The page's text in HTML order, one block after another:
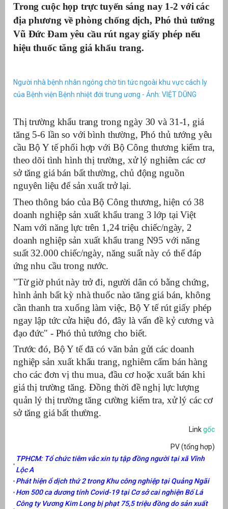
Trong cuộc họp trực tuyến sáng nay 1-2 với các
địa phương về phòng chống dịch, Phó thủ tướng
Vũ Đức Đam yêu cầu rút ngay giấy phép nếu
hiệu thuốc tăng giá khẩu trang.
Người nhà bệnh nhân ngóng chờ tin tức ngoài khu vực cách ly
của Bệnh viện Bệnh nhiệt đới trung ương - Ảnh: VIỆT DŨNG
Thị trường khẩu trang trong ngày 30 và 31-1, giá
tăng 5-6 lần so với bình thường, Phó thủ tướng yêu
cầu Bộ Y tế phối hợp với Bộ Công thương kiểm tra,
theo dõi tình hình thị trường, xử lý nghiêm các cơ
sở tăng giá bán bất thường, chủ động nguồn
nguyên liệu để sản xuất trở lại.
Theo thông báo của Bộ Công thương, hiện có 38
doanh nghiệp sản xuất khẩu trang 3 lớp tại Việt
Nam với năng lực trên 1,24 triệu chiếc/ngày, 2
doanh nghiệp sản xuất khẩu trang N95 với năng
suất 32.000 chiếc/ngày, năng suất này có thể đáp
ứng nhu cầu trong nước.
"Từ giờ phút này trở đi, người dân có bằng chứng,
hình ảnh bất kỳ nhà thuốc nào tăng giá bán, không
cần thanh tra xuống làm việc, Bộ Y tế rút giấy phép
ngay lập tức cửa hiệu đó, đây là vấn đề kỷ cương và
đạo đức" - Phó thủ tướng cho biết.
Trước đó, Bộ Y tế đã có văn bản gửi các doanh
nghiệp sản xuất khẩu trang, nghiêm cấm bán hàng
cho các đơn vị thu mua, đầu cơ hoặc xuất bán khi
giá thị trường tăng. Đồng thời đề nghị lực lượng
quản lý thị trường tăng cường kiểm tra, xử lý các cơ
sở tăng giá bất thường.
Linkgốc
PV (tổng hợp)
TPHCM: Tổ chức tiêm vắc xin tụ tập đồng người tại xã Vĩnh
Lộc A
Phát hiện ổ dịch thứ 2 trong Khu công nghiệp tại Quảng Ngãi
Hơn 500 ca dương tính Covid-19 tại Cơ sở cai nghiện Bố Lá
Công ty Vương Kim Long bị phạt 75,5 triệu đồng do sản xuất